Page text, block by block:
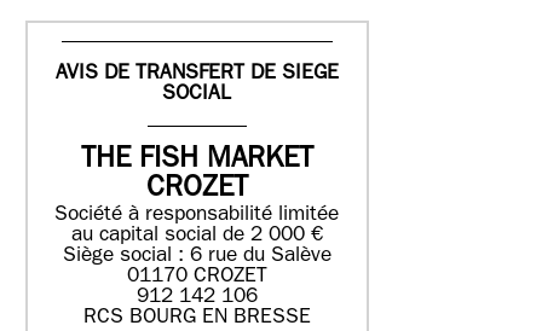
AVIS DE TRANSFERT DE SIEGE
SOCIAL
THE FISH MARKET
CROZET
Société à responsabilité limitée
au capital social de 2 000 €
Siège social : 6 rue du Salève
01170 CROZET
912 142 106
RCS BOURG EN BRESSE